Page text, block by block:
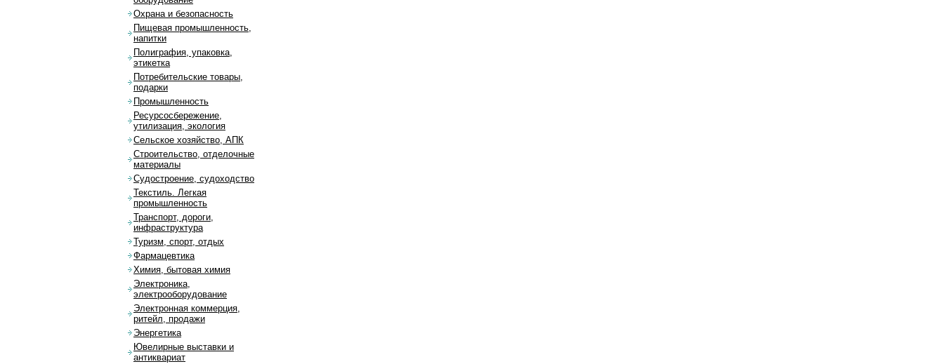
Охрана и безопасность
Пищевая промышленность,
напитки
Полиграфия, упаковка,
этикетка
Потребительские товары,
подарки
Промышленность
Ресурсосбережение,
утилизация, экология
Сельское хозяйство, АПК
Строительство, отделочные
материалы
Судостроение, судоходство
Текстиль. Легкая
промышленность
Транспорт, дороги,
инфраструктура
Туризм, спорт, отдых
Фармацевтика
Химия, бытовая химия
Электроника,
электрооборудование
Электронная коммерция,
ритейл, продажи
Энергетика
Ювелирные выставки и
антиквариат